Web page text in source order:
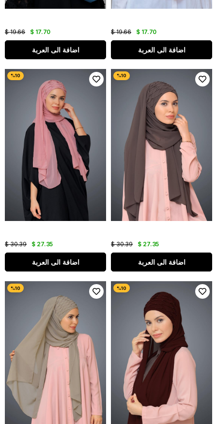
$ 17.70
$ 19.66
اضافة الى العربة
$ 17.70
$ 19.66
اضافة الى العربة
$ 27.35
$ 30.39
اضافة الى العربة
$ 27.35
$ 30.39
اضافة الى العربة